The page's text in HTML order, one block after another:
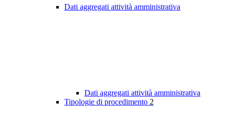
Dati aggregati attività amministrativa
Dati aggregati attività amministrativa
Tipologie di procedimento 2